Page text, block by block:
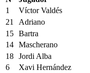
1
Víctor Valdés
21
Adriano
15 Bartra
14 Mascherano
18 Jordi Alba
6
Xavi Hernández